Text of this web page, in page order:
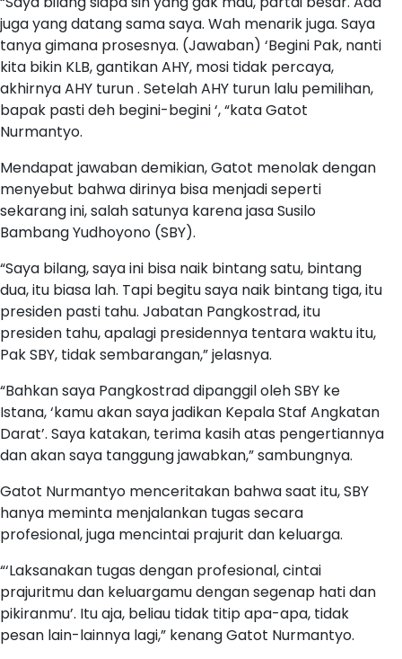
juga yang datang sama saya. Wah menarik juga. Saya
tanya gimana prosesnya. (Jawaban) ‘Begini Pak, nanti
kita bikin KLB, gantikan AHY, mosi tidak percaya,
akhirnya AHY turun . Setelah AHY turun lalu pemilihan,
bapak pasti deh begini-begini ‘, “kata Gatot
Nurmantyo.
Mendapat jawaban demikian, Gatot menolak dengan
menyebut bahwa dirinya bisa menjadi seperti
sekarang ini, salah satunya karena jasa Susilo
Bambang Yudhoyono (SBY).
“Saya bilang, saya ini bisa naik bintang satu, bintang
dua, itu biasa lah. Tapi begitu saya naik bintang tiga, itu
presiden pasti tahu. Jabatan Pangkostrad, itu
presiden tahu, apalagi presidennya tentara waktu itu,
Pak SBY, tidak sembarangan,” jelasnya.
“Bahkan saya Pangkostrad dipanggil oleh SBY ke
Istana, ‘kamu akan saya jadikan Kepala Staf Angkatan
Darat’. Saya katakan, terima kasih atas pengertiannya
dan akan saya tanggung jawabkan,” sambungnya.
Gatot Nurmantyo menceritakan bahwa saat itu, SBY
hanya meminta menjalankan tugas secara
profesional, juga mencintai prajurit dan keluarga.
“‘Laksanakan tugas dengan profesional, cintai
prajuritmu dan keluargamu dengan segenap hati dan
pikiranmu’. Itu aja, beliau tidak titip apa-apa, tidak
pesan lain-lainnya lagi,” kenang Gatot Nurmantyo.